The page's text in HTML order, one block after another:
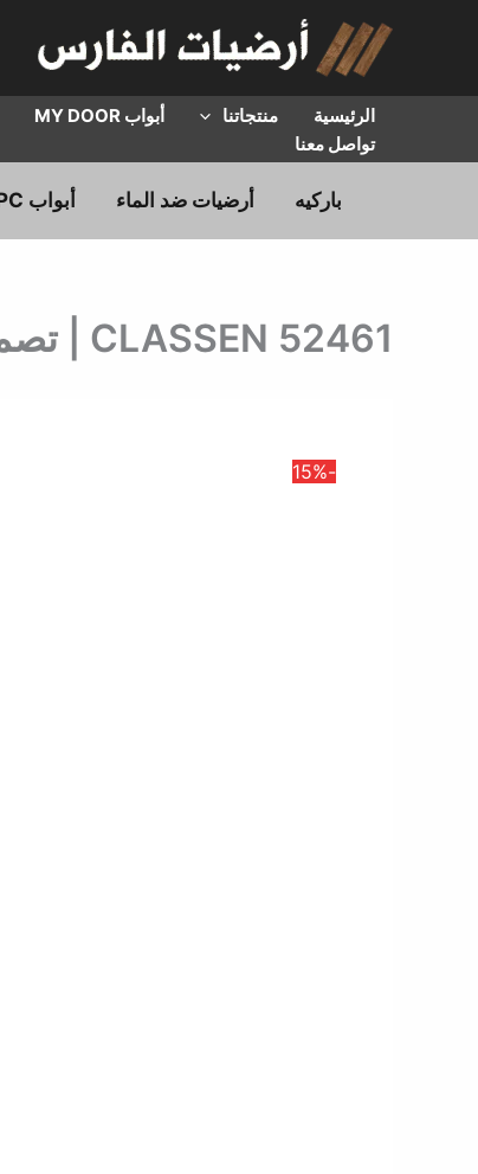
الرئيسية منتجاتنا أبواب MY DOOR
تواصل معنا
باركيه أرضيات ضد الماء أبواب WPC وإكسسوارات
CLASSEN 52461 | تصميم خشبي | سعـر المتر المربع
-15%